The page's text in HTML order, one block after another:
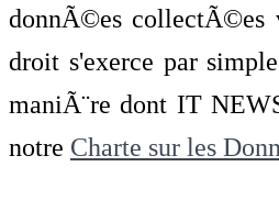
donnÃ©es collectÃ©es
droit s'exerce par
maniÃ¨re dont IT
notre Charte sur les